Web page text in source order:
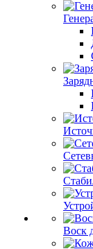
Воск